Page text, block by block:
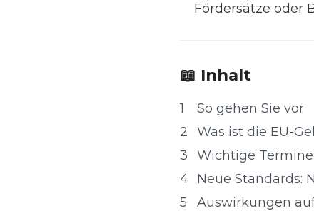
Fördersätze oder
📖 Inhalt
1
So gehen Sie vor
2
Was ist die EU-
3
Wichtige
4 Neue Standards:
5
Auswirkungen